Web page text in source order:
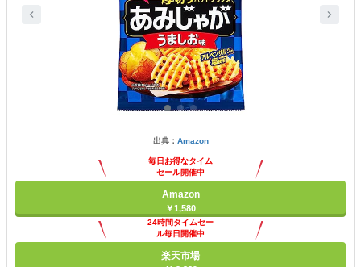
出典： Amazon
毎日お得なタイム
セール開催中
Amazon
￥1,580
24時間タイムセー
ル毎日開催中
楽天市場